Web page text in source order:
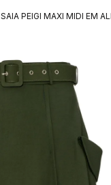
SAIA PEIGI MAXI MIDI EM